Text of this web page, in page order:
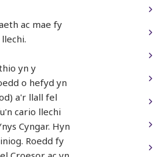
ac mae fy
yn y
o hefyd yn
a'r llall fel
cario llechi
Cyngar. Hyn
Roedd fy